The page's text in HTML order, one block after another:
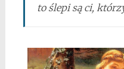
to ślepi są ci,